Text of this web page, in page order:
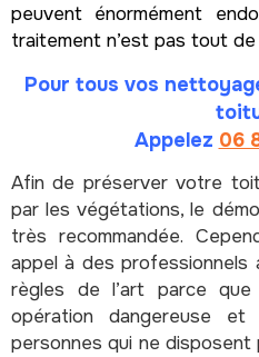
peuvent énormément
traitement n’est pas tout
Pour tous vos
Appelez 06
Afin de préserver votre
par les végétations, le
très recommandée.
appel à des professionnels
règles de l’art parce
opération dangereuse
personnes qui ne